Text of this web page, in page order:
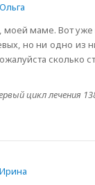
маме. Вот уже
но ни одно из
сколько
цикл лечения